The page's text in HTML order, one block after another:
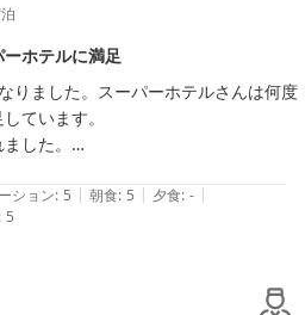
き、大変光栄でございます。当ホテ
スの取れた健康朝食ビュッフェをお
います。
気持ちよくご利用いただけたとのお
ります。ウェルカムドリンクや仙台
いただけたようで、地域ならではの
けたようですね。当館は仙台駅や繁
ビジネスの拠点として便利にご利用
ホテルに満足
りました。スーパーホテルさんは何度
ています。
した。
。
携駐車場はありませんが、ホテルのホ
もあり、大変便利だと思います。
分かりますが、洗い場が3つなので、
が必要です。
いです！今回は2段ベッド付きでした
ション: 5 | 朝食: 5 | 夕食: - |
: 5